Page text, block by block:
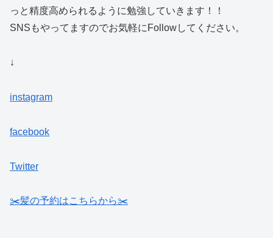
っと精度高められるように勉強していきます！！
SNSもやってますのでお気軽にFollowしてください。
↓
instagram
facebook
Twitter
✂️髪の予約はこちらから✂️